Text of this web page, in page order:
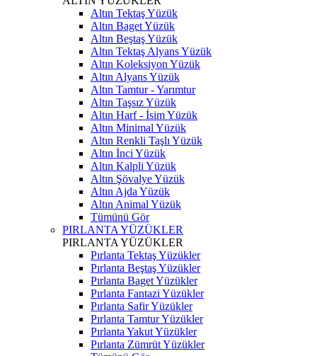
Altın Tektaş Yüzük
Altın Baget Yüzük
Altın Beştaş Yüzük
Altın Tektaş Alyans Yüzük
Altın Koleksiyon Yüzük
Altın Alyans Yüzük
Altın Tamtur - Yarımtur
Altın Taşsız Yüzük
Altın Harf - İsim Yüzük
Altın Minimal Yüzük
Altın Renkli Taşlı Yüzük
Altın İnci Yüzük
Altın Kalpli Yüzük
Altın Şövalye Yüzük
Altın Ajda Yüzük
Altın Animal Yüzük
Tümünü Gör
PIRLANTA YÜZÜKLER
PIRLANTA YÜZÜKLER
Pırlanta Tektaş Yüzükler
Pırlanta Beştaş Yüzükler
Pırlanta Baget Yüzükler
Pırlanta Fantazi Yüzükler
Pırlanta Safir Yüzükler
Pırlanta Tamtur Yüzükler
Pırlanta Yakut Yüzükler
Pırlanta Zümrüt Yüzükler